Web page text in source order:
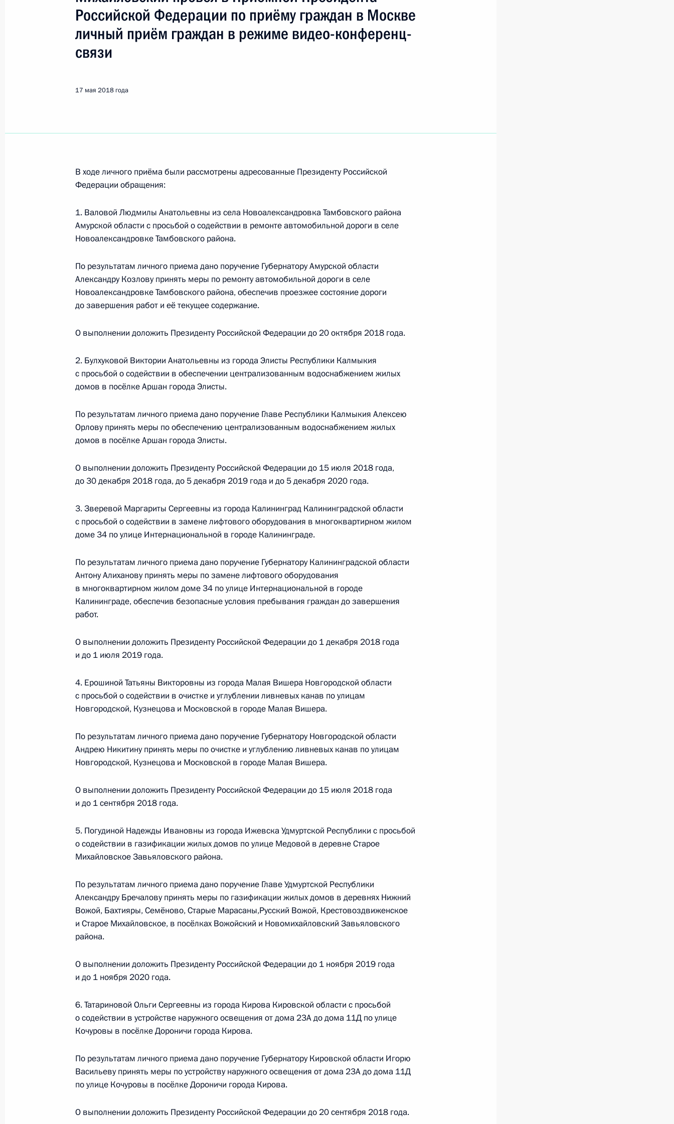
Поиск по руководителю, географии и тематике
Продлён контроль исполнения поручения, данного по итогам личного приёма
в режиме видео-конференц-связи жительницы Кировской области, проведённого
Российской Федерации в Приёмной Президента Российской Федерации по приёму
граждан в Москве 28 октября 2021 года
15 июля 2026 года, 18:25
О ходе исполнения поручения, данного по итогам личного приёма в режиме видео-
конференц-связи жительницы Кировской области, проведённого по поручению
Федерации в Приёмной Президента Российской Федерации по приёму граждан
15 июля 2026 года, 18:07
Исполнено поручение (меры приняты), данное по итогам личного приёма в режиме
видео-конференц-связи жительницы Кировской области, проведённого
Президента Российской Федерации по внутренней политике Андреем Яриным
в Приёмной Президента Российской Федерации по приёму граждан в Москве 6
12 марта 2025 года, 16:33
21 октября 2024 года, понедельник
21 октября 2024 года по поручению Президента Российской Федерации
заместитель Руководителя Администрации Президента Российской Федерации
Максим Орешкин провел в Приёмной Президента Российской Федерации
21 октября 2024 года, 16:56
17 марта 2023 года, пятница
17 марта 2023 года по поручению Президента Российской Федерации начальник
Владимир Осипов провёл в Приёмной Президента Российской Федерации
по приёму граждан в Москве личный приём граждан в режиме видео-конференц-
связи
21 декабря 2022 года, среда
Продолжен контроль исполнения поручения, данного по итогам личного приёма
в режиме видео-конференц-связи жителя Кировской области, проведённого
Президента Российской Федерации по работе с обращениями граждан
и организаций Михаилом Михайловским в Приёмной Президента Российской
Федерации по приёму граждан в Москве 19 апреля 2022 года
21 декабря 2022 года, 18:57
13 декабря 2022 года, вторник
Продлён контроль исполнения поручения, данного по итогам личного приёма
в режиме видео-конференц-связи жителя Кировской области, проведённого
по поручению Президента Российской Федерации начальником Управления
и организаций Михаилом Михайловским в Приёмной Президента Российской
Федерации по приёму граждан в Москве 19 апреля 2022 года
13 декабря 2022 года, 18:38
Российской Федерации по приёму граждан в Москве
личный приём граждан в режиме видео-конференц-
связи
17 мая 2018 года
В ходе личного приёма были рассмотрены адресованные Президенту Российской
Федерации обращения:
1. Валовой Людмилы Анатольевны из села Новоалександровка Тамбовского района
Амурской области с просьбой о содействии в ремонте автомобильной дороги в селе
Новоалександровке Тамбовского района.
По результатам личного приема дано поручение Губернатору Амурской области
Александру Козлову принять меры по ремонту автомобильной дороги в селе
Новоалександровке Тамбовского района, обеспечив проезжее состояние дороги
до завершения работ и её текущее содержание.
О выполнении доложить Президенту Российской Федерации до 20 октября 2018 года.
2. Булхуковой Виктории Анатольевны из города Элисты Республики Калмыкия
с просьбой о содействии в обеспечении централизованным водоснабжением жилых
домов в посёлке Аршан города Элисты.
По результатам личного приема дано поручение Главе Республики Калмыкия Алексею
Орлову принять меры по обеспечению централизованным водоснабжением жилых
домов в посёлке Аршан города Элисты.
О выполнении доложить Президенту Российской Федерации до 15 июля 2018 года,
до 30 декабря 2018 года, до 5 декабря 2019 года и до 5 декабря 2020 года.
3. Зверевой Маргариты Сергеевны из города Калининград Калининградской области
с просьбой о содействии в замене лифтового оборудования в многоквартирном жилом
доме 34 по улице Интернациональной в городе Калининграде.
По результатам личного приема дано поручение Губернатору Калининградской области
Антону Алиханову принять меры по замене лифтового оборудования
в многоквартирном жилом доме 34 по улице Интернациональной в городе
Калининграде, обеспечив безопасные условия пребывания граждан до завершения
работ.
О выполнении доложить Президенту Российской Федерации до 1 декабря 2018 года
и до 1 июля 2019 года.
4. Ерошиной Татьяны Викторовны из города Малая Вишера Новгородской области
с просьбой о содействии в очистке и углублении ливневых канав по улицам
Новгородской, Кузнецова и Московской в городе Малая Вишера.
По результатам личного приема дано поручение Губернатору Новгородской области
Андрею Никитину принять меры по очистке и углублению ливневых канав по улицам
Новгородской, Кузнецова и Московской в городе Малая Вишера.
О выполнении доложить Президенту Российской Федерации до 15 июля 2018 года
и до 1 сентября 2018 года.
5. Погудиной Надежды Ивановны из города Ижевска Удмуртской Республики с просьбой
о содействии в газификации жилых домов по улице Медовой в деревне Старое
Михайловское Завьяловского района.
По результатам личного приема дано поручение Главе Удмуртской Республики
Александру Бречалову принять меры по газификации жилых домов в деревнях Нижний
Вожой, Бахтияры, Семёново, Старые Марасаны,Русский Вожой, Крестовоздвиженское
и Старое Михайловское, в посёлках Вожойский и Новомихайловский Завьяловского
района.
О выполнении доложить Президенту Российской Федерации до 1 ноября 2019 года
и до 1 ноября 2020 года.
6. Татариновой Ольги Сергеевны из города Кирова Кировской области с просьбой
о содействии в устройстве наружного освещения от дома 23А до дома 11Д по улице
Кочуровы в посёлке Дороничи города Кирова.
По результатам личного приема дано поручение Губернатору Кировской области Игорю
Васильеву принять меры по устройству наружного освещения от дома 23А до дома 11Д
по улице Кочуровы в посёлке Дороничи города Кирова.
О выполнении доложить Президенту Российской Федерации до 20 сентября 2018 года.